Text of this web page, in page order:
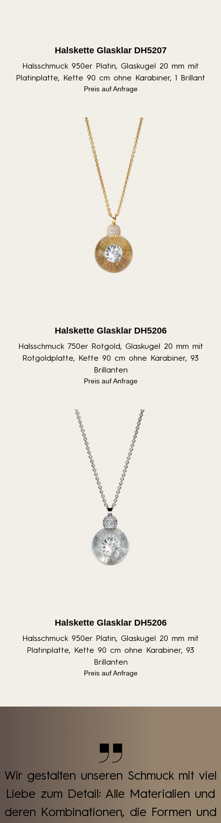
Halskette Glasklar DH5207
Halsschmuck 950er Platin, Glaskugel 20 mm mit
Platinplatte, Kette 90 cm ohne Karabiner, 1 Brillant
Preis auf Anfrage
Halskette Glasklar DH5206
Halsschmuck 750er Rotgold, Glaskugel 20 mm mit
Rotgoldplatte, Kette 90 cm ohne Karabiner, 93
Brillanten
Preis auf Anfrage
Halskette Glasklar DH5206
Halsschmuck 950er Platin, Glaskugel 20 mm mit
Platinplatte, Kette 90 cm ohne Karabiner, 93
Brillanten
Preis auf Anfrage
Wir gestalten unseren Schmuck mit viel
Liebe zum Detail: Alle Materialien und
deren Kombinationen, die Formen und